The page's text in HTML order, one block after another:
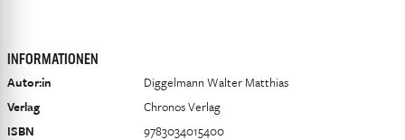
INFORMATIONEN
Autor:in
Diggelmann Walter Matthias
Verlag
Chronos Verlag
ISBN
9783034015400